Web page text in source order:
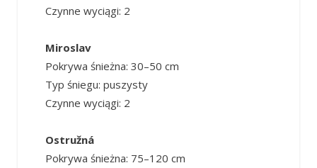
Czynne wyciągi: 2
Miroslav
Pokrywa śnieżna: 30–50 cm
Typ śniegu: puszysty
Czynne wyciągi: 2
Ostružná
Pokrywa śnieżna: 75–120 cm